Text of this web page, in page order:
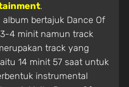
.
bertajuk Dance Of
4 minit namun track
track yang
14 minit 57 saat untuk
instrumental